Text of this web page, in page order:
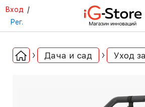
Вход /
Рег.
Дача и сад Уход